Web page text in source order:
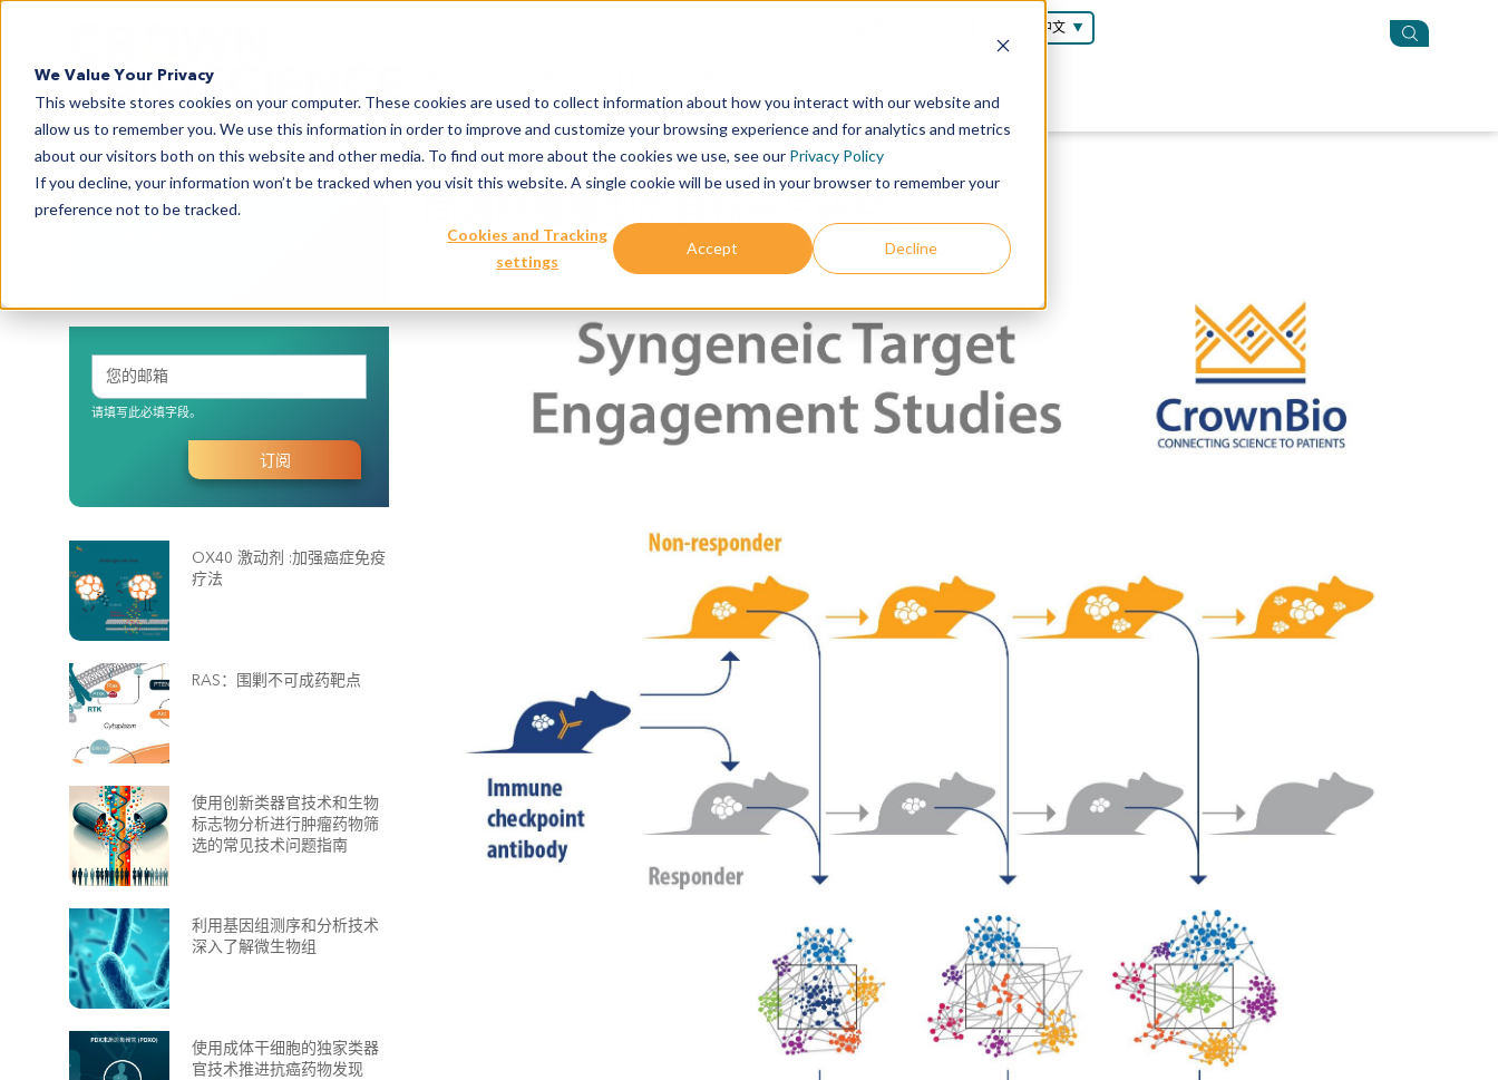
We Value Your Privacy
This website stores cookies on your computer. These cookies are used to collect information about how you interact with our website and
allow us to remember you. We use this information in order to improve and customize your browsing experience and for analytics and metrics
about our visitors both on this website and other media. To find out more about the cookies we use, see our Privacy Policy
If you decline, your information won’t be tracked when you visit this website. A single cookie will be used in your browser to remember your
preference not to be tracked.
Cookies and Tracking
settings
Accept Decline
简体中文
同源肿瘤模型的目标参与研究
请填写此必填字段。
OX40 激动剂 :加强癌症免疫
疗法
RAS：围剿不可成药靶点
使用创新类器官技术和生物
标志物分析进行肿瘤药物筛
选的常见技术问题指南
利用基因组测序和分析技术
深入了解微生物组
使用成体干细胞的独家类器
官技术推进抗癌药物发现